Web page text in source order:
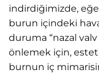
indirdiğimizde,
burun içindeki
duruma “nazal
önlemek için,
burnun iç